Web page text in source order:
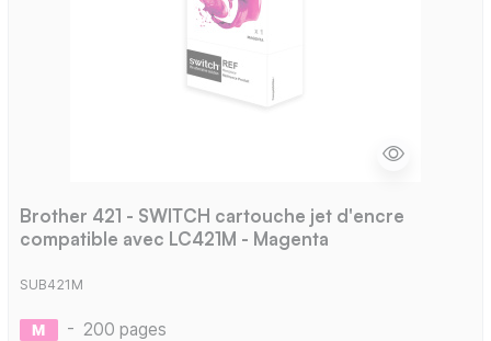
Brother 421 - SWITCH cartouche jet d'encre
compatible avec LC421M - Magenta
SUB421M
- 200 pages